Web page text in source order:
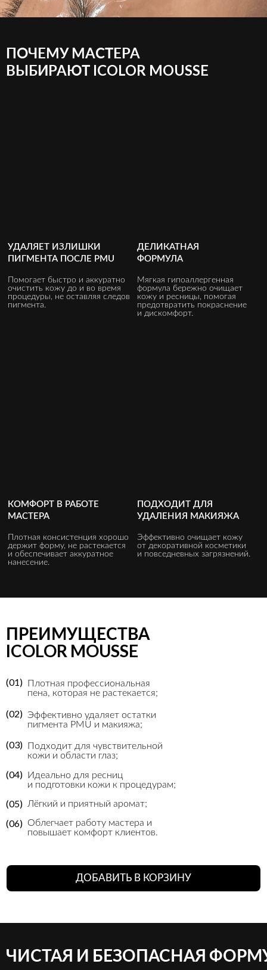
ПОЧЕМУ МАСТЕРА
ВЫБИРАЮТ ICOLOR MOUSSE
УДАЛЯЕТ ИЗЛИШКИ
ПИГМЕНТА ПОСЛЕ PMU
Помогает быстро и аккуратно
очистить кожу до и во время
процедуры, не оставляя следов
пигмента.
ДЕЛИКАТНАЯ
ФОРМУЛА
Мягкая гипоаллергенная
формула бережно очищает
кожу и ресницы, помогая
предотвратить покраснение
и дискомфорт.
КОМФОРТ В РАБОТЕ
МАСТЕРА
Плотная консистенция хорошо
держит форму, не растекается
и обеспечивает аккуратное
нанесение.
ПОДХОДИТ ДЛЯ
УДАЛЕНИЯ МАКИЯЖА
Эффективно очищает кожу
от декоративной косметики
и повседневных загрязнений.
ПРЕИМУЩЕСТВА
ICOLOR MOUSSE
ДОБАВИТЬ В КОРЗИНУ
(01)
Плотная профессиональная
пена, которая не растекается;
(02) Эффективно удаляет остатки
пигмента PMU и макияжа;
(03)
Подходит для чувствительной
кожи и области глаз;
(04)
Идеально для ресниц
и подготовки кожи к процедурам;
(05) Лёгкий и приятный аромат;
(06) Облегчает работу мастера и
повышает комфорт клиентов.
ЧИСТАЯ И БЕЗОПАСНАЯ